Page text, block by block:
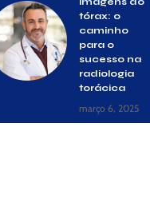
tórax: o
caminho
para o
sucesso na
radiologia
torácica
março 6, 2025